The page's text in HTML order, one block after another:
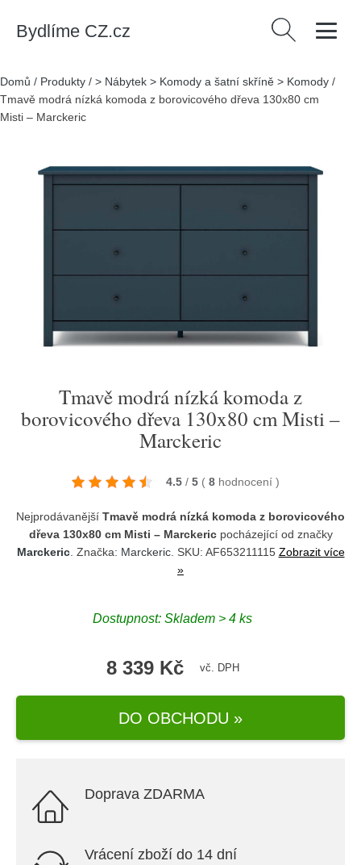
Bydlíme CZ.cz Vyhledávání
Domů / Produkty / > Nábytek > Komody a šatní skříně > Komody /
Tmavě modrá nízká komoda z borovicového dřeva 130x80 cm
Misti – Marckeric
Tmavě modrá nízká komoda z
borovicového dřeva 130x80 cm Misti –
Marckeric
4.5 / 5 ( 8 hodnocení )
Nejprodávanější Tmavě modrá nízká komoda z borovicového
dřeva 130x80 cm Misti – Marckericpocházející od značky
Marckeric. Značka: Marckeric. SKU: AF653211115 Zobrazit více
»
Dostupnost: Skladem > 4 ks
8 339 Kč vč. DPH
DO OBCHODU »
Doprava ZDARMA
Vrácení zboží do 14 dní